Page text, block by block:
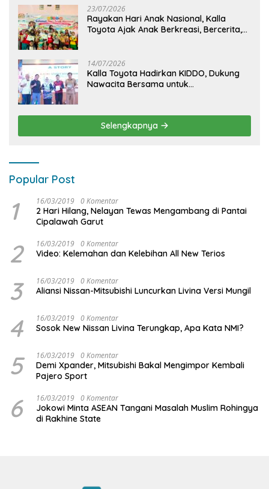
23/07/2026
Rayakan Hari Anak Nasional, Kalla
Toyota Ajak Anak Berkreasi, Bercerita,
14/07/2026
Kalla Toyota Hadirkan KIDDO, Dukung
Nawacita Bersama untuk
Selengkapnya
Popular Post
1 16/03/2019 0 Komentar
2 Hari Hilang, Nelayan Tewas Mengambang di Pantai
Cipalawah Garut
2 16/03/2019 0 Komentar
Video: Kelemahan dan Kelebihan All New Terios
3 16/03/2019 0 Komentar
Aliansi Nissan-Mitsubishi Luncurkan Livina Versi Mungil
4 16/03/2019 0 Komentar
Sosok New Nissan Livina Terungkap, Apa Kata NMI?
5 16/03/2019 0 Komentar
Demi Xpander, Mitsubishi Bakal Mengimpor Kembali
Pajero Sport
6 16/03/2019 0 Komentar
Jokowi Minta ASEAN Tangani Masalah Muslim Rohingya
di Rakhine State